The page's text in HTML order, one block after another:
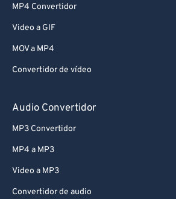
MP4 Convertidor
Video a GIF
MOV a MP4
Convertidor de vídeo
Audio Convertidor
MP3 Convertidor
MP4 a MP3
Video a MP3
Convertidor de audio